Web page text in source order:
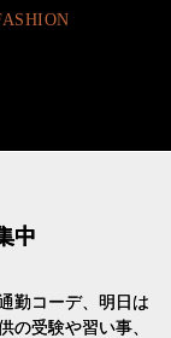
中
勤コーデ、明日は
の受験や習い事、